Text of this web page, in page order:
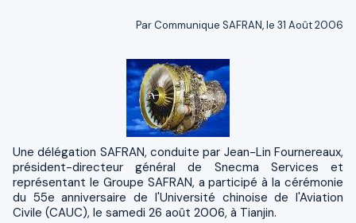
Par Communique SAFRAN, le 31 Août 2006
Une délégation SAFRAN, conduite par Jean-Lin Fournereaux,
président-directeur général de Snecma Services et
représentant le Groupe SAFRAN, a participé à la cérémonie
du 55e anniversaire de l'Université chinoise de l'Aviation
Civile (CAUC), le samedi 26 août 2006, à Tianjin.